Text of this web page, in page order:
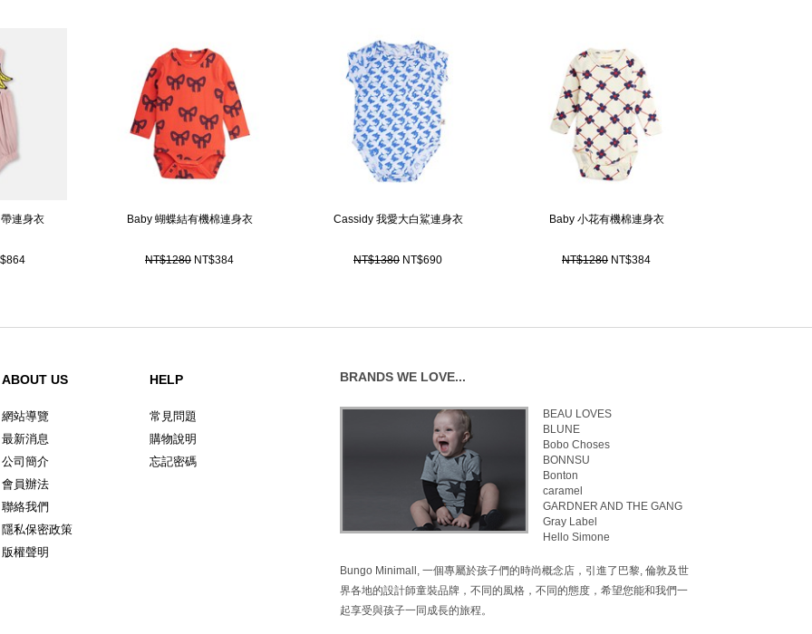
連身衣 Baby 蝴蝶結有機棉連身衣
NT$1280 NT$384
Cassidy 我愛大白鯊連身衣
NT$1380 NT$690
Baby 小花有機棉連身衣
NT$1280 NT$384
ABOUT US
網站導覽
最新消息
公司簡介
會員辦法
聯絡我們
隱私保密政策
版權聲明
HELP
常見問題
購物說明
忘記密碼
BRANDS WE LOVE...
BEAU LOVES
BLUNE
Bobo Choses
BONNSU
Bonton
caramel
GARDNER AND THE GANG
Gray Label
Hello Simone
Bungo Minimall, 一個專屬於孩子們的時尚概念店，引進了巴黎, 倫敦及世
界各地的設計師童裝品牌，不同的風格，不同的態度，希望您能和我們一
起享受與孩子一同成長的旅程。